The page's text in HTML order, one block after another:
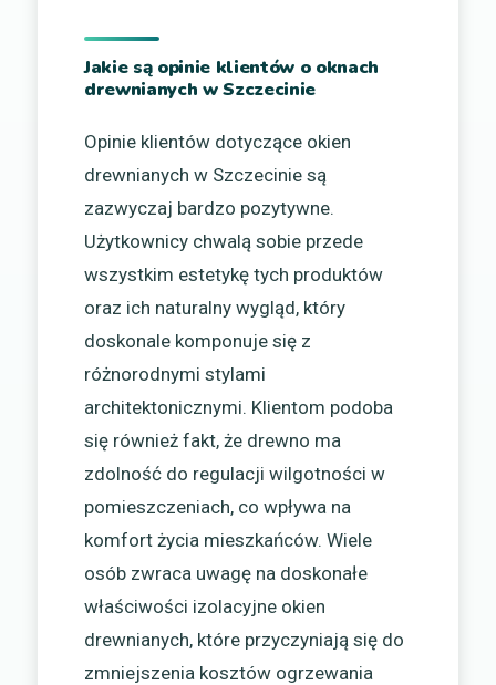
Jakie są opinie klientów o oknach
drewnianych w Szczecinie
Opinie klientów dotyczące okien
drewnianych w Szczecinie są
zazwyczaj bardzo pozytywne.
Użytkownicy chwalą sobie przede
wszystkim estetykę tych produktów
oraz ich naturalny wygląd, który
doskonale komponuje się z
różnorodnymi stylami
architektonicznymi. Klientom podoba
się również fakt, że drewno ma
zdolność do regulacji wilgotności w
pomieszczeniach, co wpływa na
komfort życia mieszkańców. Wiele
osób zwraca uwagę na doskonałe
właściwości izolacyjne okien
drewnianych, które przyczyniają się do
zmniejszenia kosztów ogrzewania